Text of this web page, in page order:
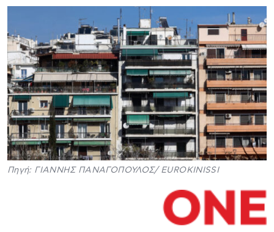
Πηγή: ΓΙΑΝΝΗΣ ΠΑΝΑΓΟΠΟΥΛΟΣ/ EUROKINISSI